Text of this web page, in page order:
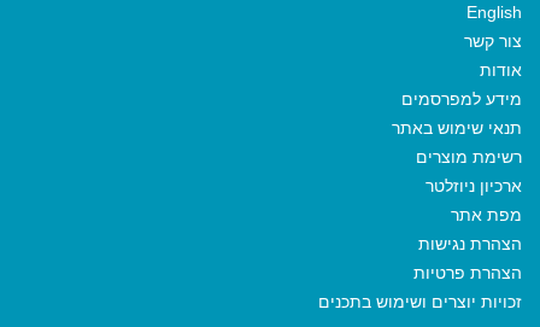
English
צור קשר
אודות
מידע למפרסמים
תנאי שימוש באתר
רשימת מוצרים
ארכיון ניוזלטר
מפת אתר
הצהרת נגישות
הצהרת פרטיות
זכויות יוצרים ושימוש בתכנים